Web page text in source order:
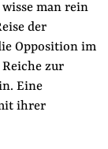
man rein
der
Opposition im
zur
Eine
ihrer